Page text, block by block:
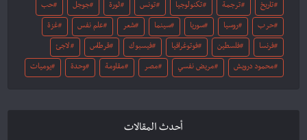
تاريخ ترجمة تكنولوجيا تونس ثورة جوجل حب
حرب روسيا سوريا سينما شعر علم نفس غزة
فرنسا فلسطين فوتوغرافيا فيسبوك قرطاس لاجئ
محمود درويش مريض نفسي مصر مقاومة وحدة يوميات
أحدث المقالات